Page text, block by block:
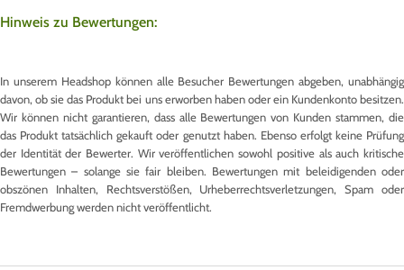
Hinweis zu Bewertungen:
In unserem Headshop können alle Besucher Bewertungen abgeben, unabhängig
davon, ob sie das Produkt bei uns erworben haben oder ein Kundenkonto besitzen.
Wir können nicht garantieren, dass alle Bewertungen von Kunden stammen, die
das Produkt tatsächlich gekauft oder genutzt haben. Ebenso erfolgt keine Prüfung
der Identität der Bewerter. Wir veröffentlichen sowohl positive als auch kritische
Bewertungen – solange sie fair bleiben. Bewertungen mit beleidigenden oder
obszönen Inhalten, Rechtsverstößen, Urheberrechtsverletzungen, Spam oder
Fremdwerbung werden nicht veröffentlicht.